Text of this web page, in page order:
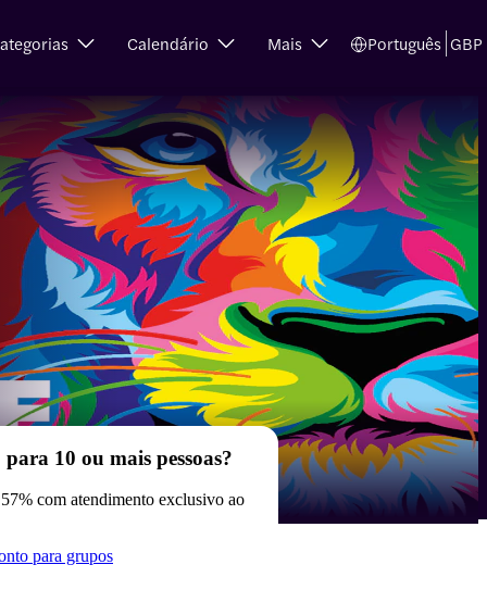
Calendário Mais Português GBP
10 ou mais pessoas?
com atendimento exclusivo ao
para grupos